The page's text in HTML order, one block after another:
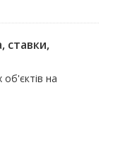
ставки,
на